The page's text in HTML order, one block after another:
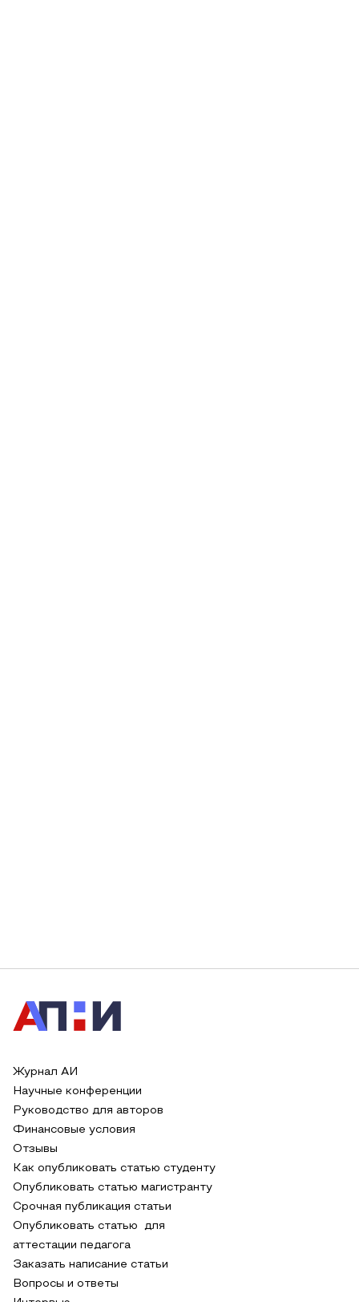
Журнал АИ
Научные конференции
Руководство для авторов
Финансовые условия
Отзывы
Как опубликовать статью студенту
Опубликовать статью магистранту
Срочная публикация статьи
Опубликовать статью для
аттестации педагога
Заказать написание статьи
Вопросы и ответы